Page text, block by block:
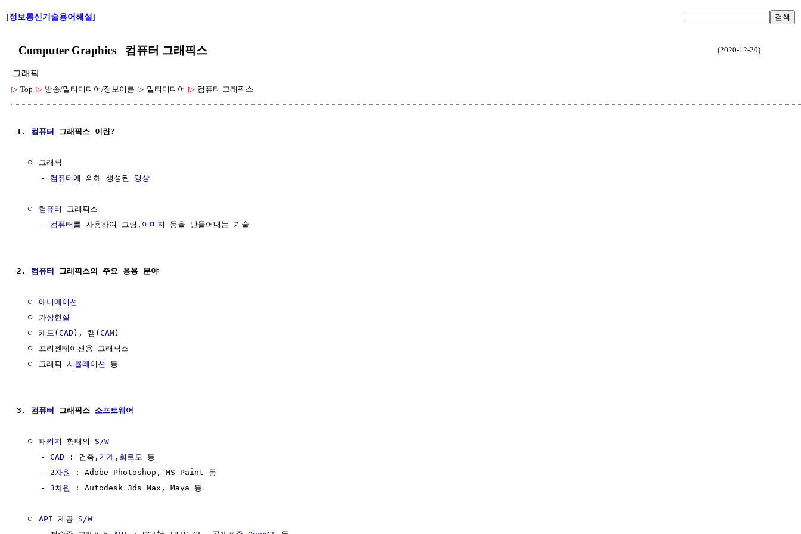
[정보통신기술용어해설] 검색
Computer Graphics 컴퓨터 그래픽스 (2020-12-20)
그래픽
▷ Top ▷ 방송/멀티미디어/정보이론 ▷ 멀티미디어 ▷ 컴퓨터 그래픽스
1. 컴퓨터 그래픽스 이란?
  ㅇ 그래픽
     -
컴퓨터에 의해 생성된 영상
  ㅇ
컴퓨터
그래픽스
     -
컴퓨터 를 사용하여 그림, 이미지 등을 만들어내는 기술
2. 컴퓨터 그래픽스의 주요 응용 분야
  ㅇ
애니메이션
  ㅇ
가상현실
  ㅇ 캐드(
CAD ), 캠(CAM)
  ㅇ 프리젠테이션용 그래픽스
  ㅇ 그래픽
시뮬레이션 등
3. 컴퓨터 그래픽스 소프트웨어
  ㅇ
패키지 형태의 S/W
     -
CAD : 건축, 기계 , 회로 도 등
     -
2차원
: Adobe Photoshop, MS Paint 등
     -
3차원 : Autodesk 3ds Max, Maya 등
  ㅇ
API 제공 S/W